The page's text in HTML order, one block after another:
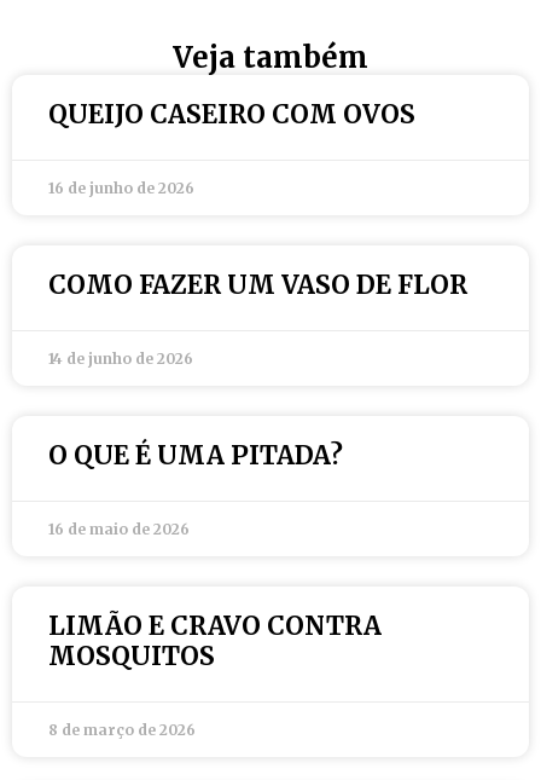
Veja também
QUEIJO CASEIRO COM OVOS
16 de junho de 2026
COMO FAZER UM VASO DE FLOR
14 de junho de 2026
O QUE É UMA PITADA?
16 de maio de 2026
LIMÃO E CRAVO CONTRA
MOSQUITOS
8 de março de 2026